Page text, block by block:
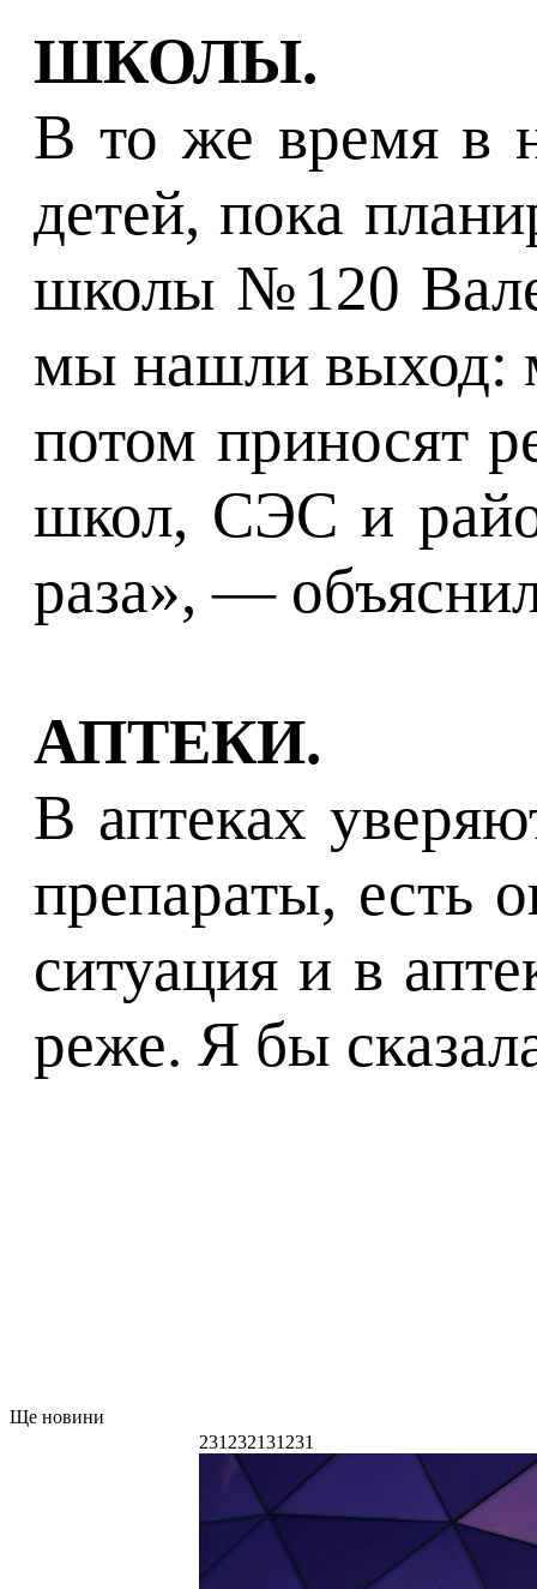
ШКОЛЫ.
В то же время в
детей, пока
школы №120
мы нашли выход:
потом приносят
школ, СЭС и
раза», —
АПТЕКИ.
В аптеках
препараты, есть
ситуация и в
реже. Я бы
Ще новини
231232131231